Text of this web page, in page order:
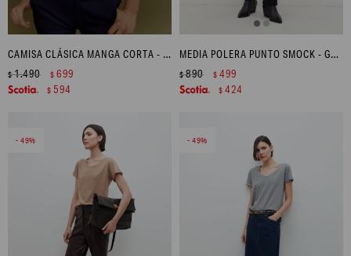
CAMISA CLÁSICA MANGA CORTA - BLANCO
$1.490 $ 699
$ 594
MEDIA POLERA PUNTO SMOCK - GRIS MELANGE
$890 $ 499
$ 424
49 49